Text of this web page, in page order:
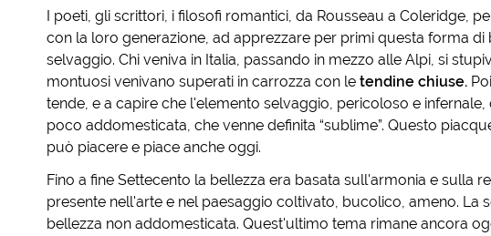
I poeti, gli scrittori, i filosofi romantici, da Rousseau a Coleridge,
con la loro generazione, ad apprezzare per primi questa forma di
selvaggio. Chi veniva in Italia, passando in mezzo alle Alpi, si
montuosi venivano superati in carrozza con le tendine chiuse.
tende, e a capire che l'elemento selvaggio, pericoloso e
poco addomesticata, che venne definita “sublime”. Questo
può piacere e piace anche oggi.
Fino a fine Settecento la bellezza era basata sull'armonia e sulla
presente nell'arte e nel paesaggio coltivato, bucolico, ameno. La
bellezza non addomesticata. Quest'ultimo tema rimane ancora